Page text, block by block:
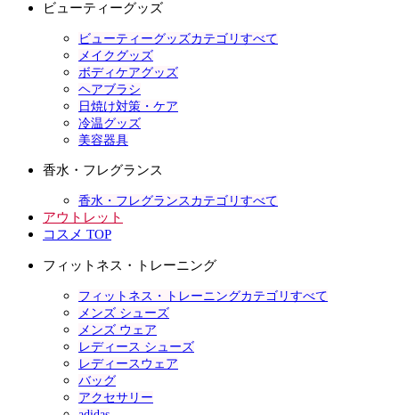
ビューティーグッズ
ビューティーグッズカテゴリすべて
メイクグッズ
ボディケアグッズ
ヘアブラシ
日焼け対策・ケア
冷温グッズ
美容器具
香水・フレグランス
香水・フレグランスカテゴリすべて
アウトレット
コスメ TOP
フィットネス・トレーニング
フィットネス・トレーニングカテゴリすべて
メンズ シューズ
メンズ ウェア
レディース シューズ
レディースウェア
バッグ
アクセサリー